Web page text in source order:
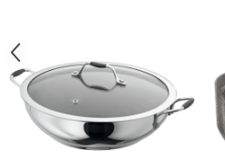
Mojare
Perii si bureti
Polonice, clesti, spatule, linguri
Prese, tocatoare si feliatoare
alimente